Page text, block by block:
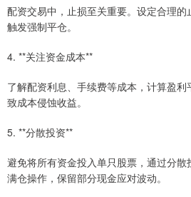
配资交易中，止损至关重要。设定合理
触发强制平仓。
4. **关注资金成本**
了解配资利息、手续费等成本，计算盈
致成本侵蚀收益。
5. **分散投资**
避免将所有资金投入单只股票，通过分
满仓操作，保留部分现金应对波动。